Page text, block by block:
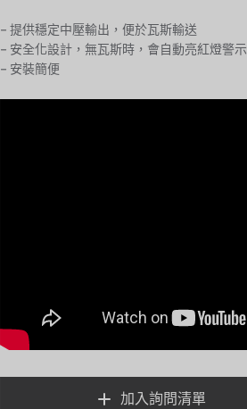
– 提供穩定中壓輸出，便於瓦斯輸送
– 安全化設計，無瓦斯時，會自動亮紅燈警示
– 安裝簡便
加入詢問清單